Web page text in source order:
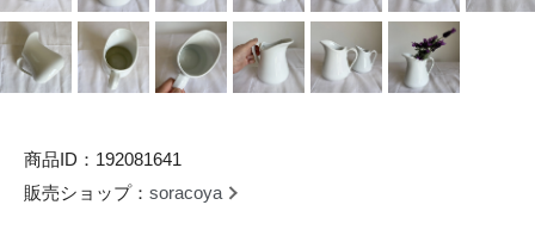
商品ID：192081641
販売ショップ： soracoya